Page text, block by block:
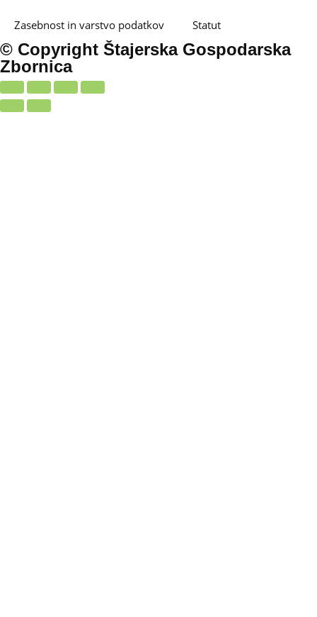
© Copyright Štajerska Gospodarska
Zbornica
Zasebnost in varstvo podatkov Statut